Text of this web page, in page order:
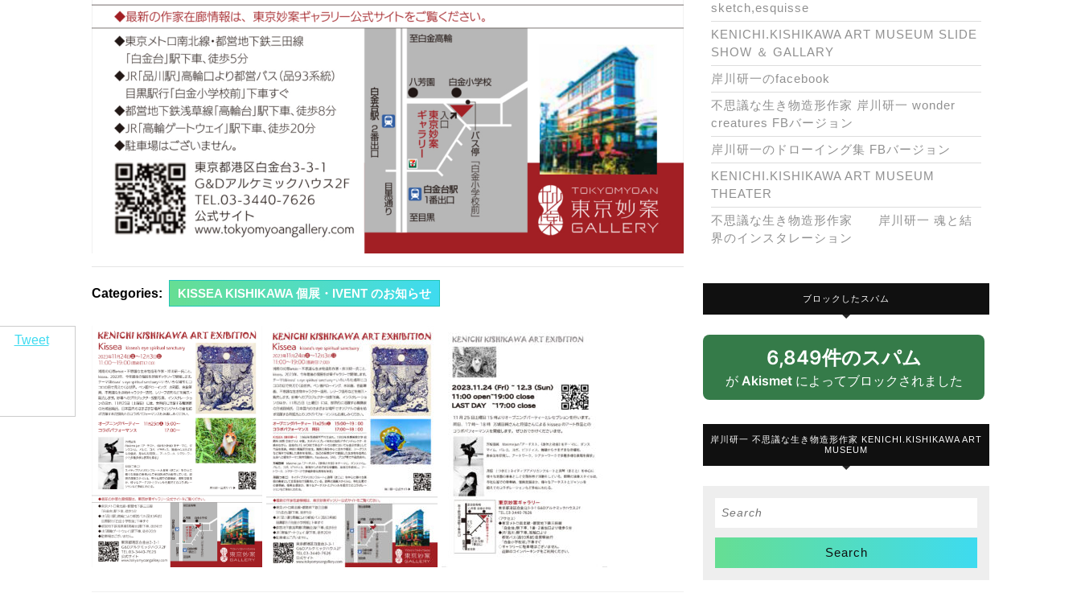
Categories: KISSEA KISHIKAWA 個展・IVENT のお知らせ
Tweet
sketch,esquisse
KENICHI.KISHIKAWA ART MUSEUM SLIDE
SHOW ＆ GALLARY
岸川研一のfacebook
不思議な生き物造形作家 岸川研一 wonder
creatures FBバージョン
岸川研一のドローイング集 FBバージョン
KENICHI.KISHIKAWA ART MUSEUM
THEATER
不思議な生き物造形作家 岸川研一 魂と結
界のインスタレーション
ブロックしたスパム
6,849件のスパム
が Akismetによってブロックされました
岸川研一 不思議な生き物造形作家 KENICHI.KISHIKAWA ART
MUSEUM
Search